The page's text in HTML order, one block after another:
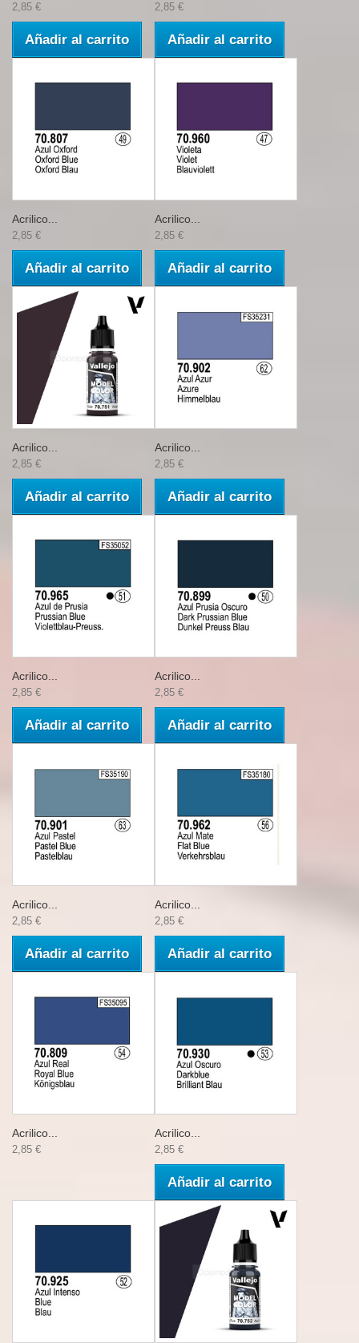
2,85 €
Añadir al carrito
2,85 €
Añadir al carrito
Acrilico...
2,85 €
Añadir al carrito
Acrilico...
2,85 €
Añadir al carrito
Acrilico...
2,85 €
Añadir al carrito
Acrilico...
2,85 €
Añadir al carrito
Acrilico...
2,85 €
Añadir al carrito
Acrilico...
2,85 €
Añadir al carrito
Acrilico...
2,85 €
Añadir al carrito
Acrilico...
2,85 €
Añadir al carrito
Acrilico...
2,85 €
Acrilico...
2,85 €
Añadir al carrito